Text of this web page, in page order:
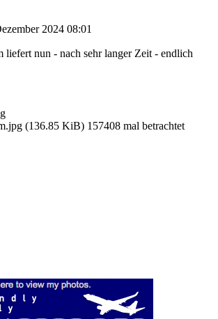
2024 08:01
liefert nun - nach sehr langer Zeit - endlich
(136.85 KiB) 157408 mal betrachtet